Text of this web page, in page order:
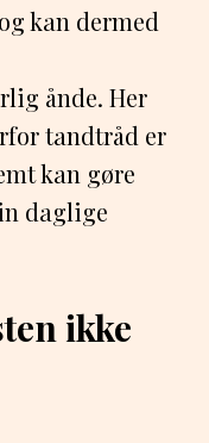
kan dermed
ånde. Her
tandtråd er
kan gøre
daglige
ikke